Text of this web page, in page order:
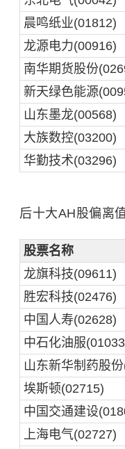
晨鸣纸业(01812)
龙源电力(00916)
南华期货股份
新天绿色能源
山东墨龙(00568)
大族数控(03200)
华勤技术(03296)
后十大AH股偏离
股票名称
龙旗科技(09611)
胜宏科技(02476)
中国人寿(02628)
中石化油服
山东新华制药股
埃斯顿(02715)
中国交通建设
上海电气(02727)